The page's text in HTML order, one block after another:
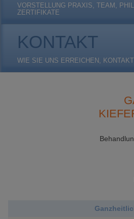
VORSTELLUNG PRAXIS, TEAM,
ZERTIFIKATE
KONTAKT
WIE SIE UNS ERREICHEN,